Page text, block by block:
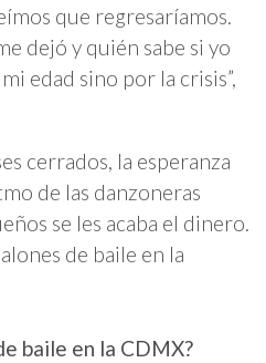
que regresaríamos.
dejó y quién sabe si yo
edad sino por la crisis”,
cerrados, la esperanza
de las danzoneras
se les acaba el dinero.
de baile en la
baile en la CDMX?